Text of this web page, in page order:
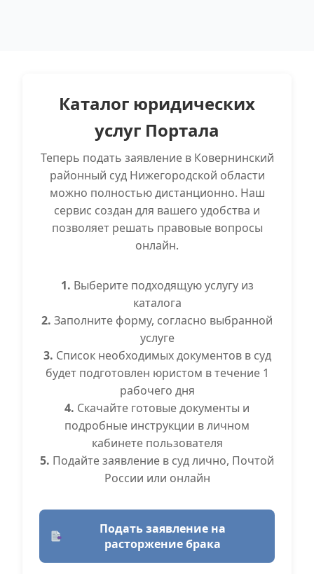
Каталог юридических
услуг Портала
Теперь подать заявление в Ковернинский
районный суд Нижегородской области
можно полностью дистанционно. Наш
сервис создан для вашего удобства и
позволяет решать правовые вопросы
онлайн.
1. Выберите подходящую услугу из
каталога
2. Заполните форму, согласно выбранной
услуге
3. Список необходимых документов в суд
будет подготовлен юристом в течение 1
рабочего дня
4. Скачайте готовые документы и
подробные инструкции в личном
кабинете пользователя
5. Подайте заявление в суд лично, Почтой
России или онлайн
Подать заявление на
расторжение брака